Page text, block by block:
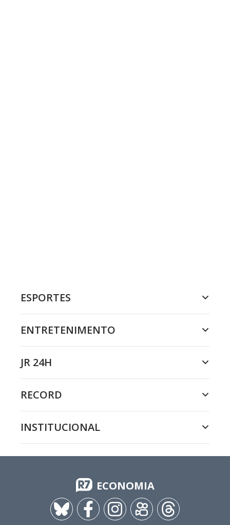
ESPORTES
ENTRETENIMENTO
JR 24H
RECORD
INSTITUCIONAL
ECONOMIA